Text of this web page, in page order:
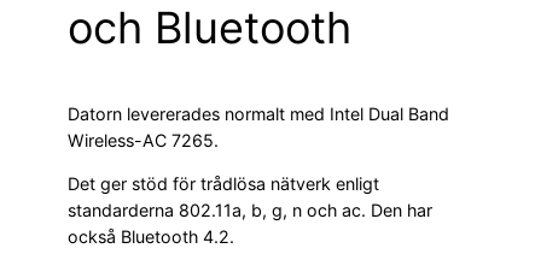
och Bluetooth
Datorn levererades normalt med Intel Dual Band
Wireless-AC 7265.
Det ger stöd för trådlösa nätverk enligt
standarderna 802.11a, b, g, n och ac. Den har
också Bluetooth 4.2.